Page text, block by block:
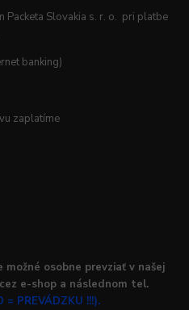
Packeta Slovakia s. r. o. pri platbe
banking)
zaplatíme
možné osobne prevziať v našej
e-shop a následnom tel.
= PREVÁDZKU !!!).